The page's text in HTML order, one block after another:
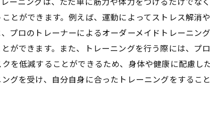
ーニングは、ただ単に筋力や体力をつけるだけでな
とができます。例えば、運動によってストレス解消
プロのトレーナーによるオーダーメイドトレーニン
ができます。また、トレーニングを行う際には、プ
を低減することができるため、身体や健康に配慮し
グを受け、自分自身に合ったトレーニングをするこ